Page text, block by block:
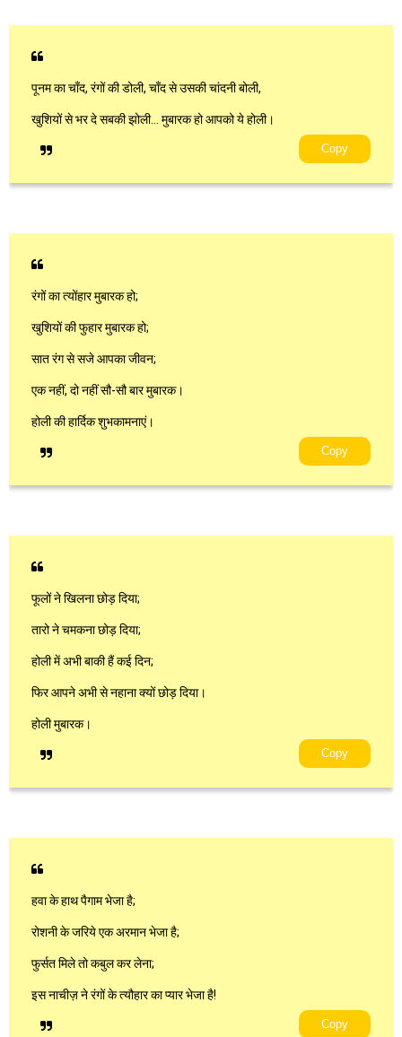
पूनम का चाँद, रंगों की डोली, चाँद से उसकी चांदनी बोली,
खुशियों से भर दे सबकी झोली… मुबारक हो आपको ये होली।
Copy
रंगों का त्योंहार मुबारक हो;
खुशियों की फुहार मुबारक हो;
सात रंग से सजे आपका जीवन;
एक नहीं, दो नहीं सौ-सौ बार मुबारक।
होली की हार्दिक शुभकामनाएं।
Copy
फूलों ने खिलना छोड़ दिया;
तारो ने चमकना छोड़ दिया;
होली में अभी बाकी हैं कई दिन;
फिर आपने अभी से नहाना क्यों छोड़ दिया।
होली मुबारक।
Copy
हवा के हाथ पैगाम भेजा है;
रोशनी के जरिये एक अरमान भेजा है;
फुर्सत मिले तो कबुल कर लेना;
इस नाचीज़ ने रंगों के त्यौहार का प्यार भेजा है!
Copy